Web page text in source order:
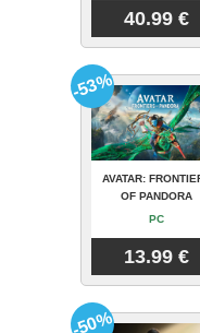
40.99 €
AVATAR:
OF PANDORA
PC
13.99 €
-53%
-50%